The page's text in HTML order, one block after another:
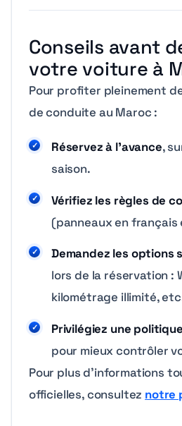
Conseils avant
votre voiture à
Pour profiter pleinement
de conduite au Maroc :
Réservez à l’avance,
saison.
Vérifiez les règles de
(panneaux en français
Demandez les options
lors de la réservation :
kilométrage illimité,
Privilégiez une
pour mieux contrôler
Pour plus d’informations
officielles, consultez notre